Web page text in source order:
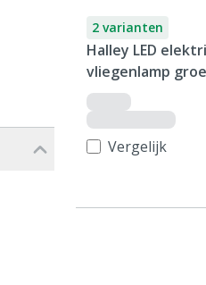
2 varianten
Halley LED
vliegenlamp
Vergelijk